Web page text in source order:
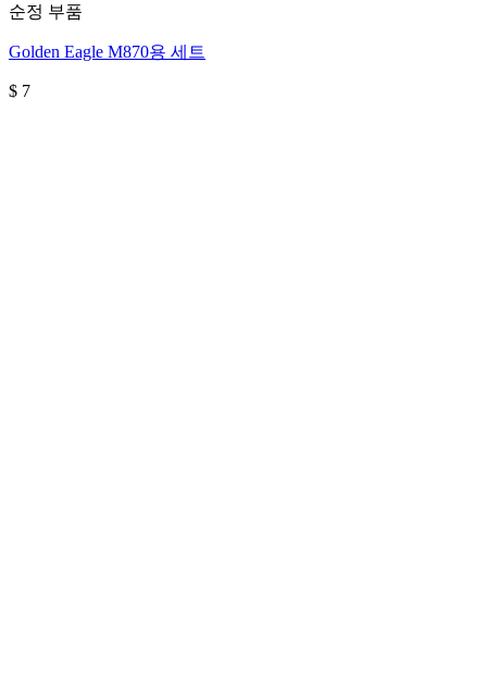
순정 부품
Golden Eagle M870용 세트
$ 7